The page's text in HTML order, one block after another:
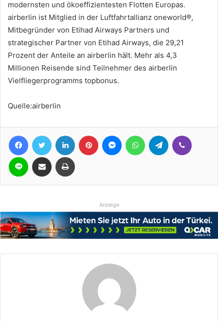
modernsten und ökoeffizientesten Flotten Europas.
airberlin ist Mitglied in der Luftfahrtallianz oneworld®,
Mitbegründer von Etihad Airways Partners und
strategischer Partner von Etihad Airways, die 29,21
Prozent der Anteile an airberlin hält. Mehr als 4,3
Millionen Reisende sind Teilnehmer des airberlin
Vielfliegerprogramms topbonus.
Quelle:airberlin
FacebookTwitter LinkedIn Pinterest MessengerWhatsAppTelegram
Line Teile per E-Mail Drucken
Anzeige